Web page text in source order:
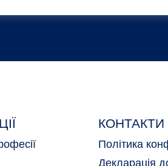
КОНТАКТИ
Політика
Декларація